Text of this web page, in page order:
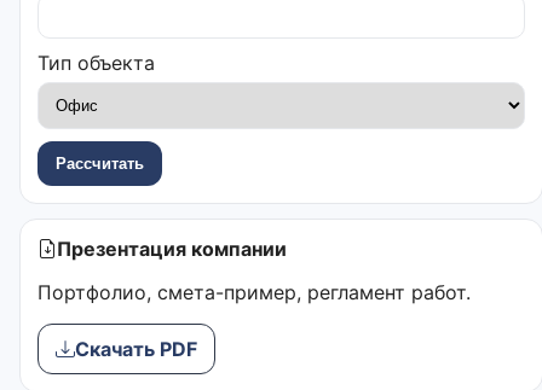
Тип объекта
Рассчитать
Презентация компании
Портфолио, смета-пример, регламент работ.
Скачать PDF